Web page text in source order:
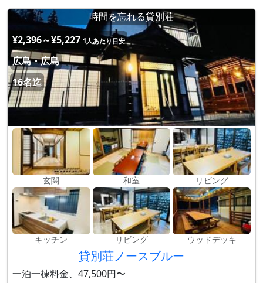
時間を忘れる貸別荘
¥2,396～¥5,227 1人あたり目安
広島・広島
16名迄
玄関 和室 リビング
キッチン リビング ウッドデッキ
貸別荘ノースブルー
一泊一棟料金、47,500円〜